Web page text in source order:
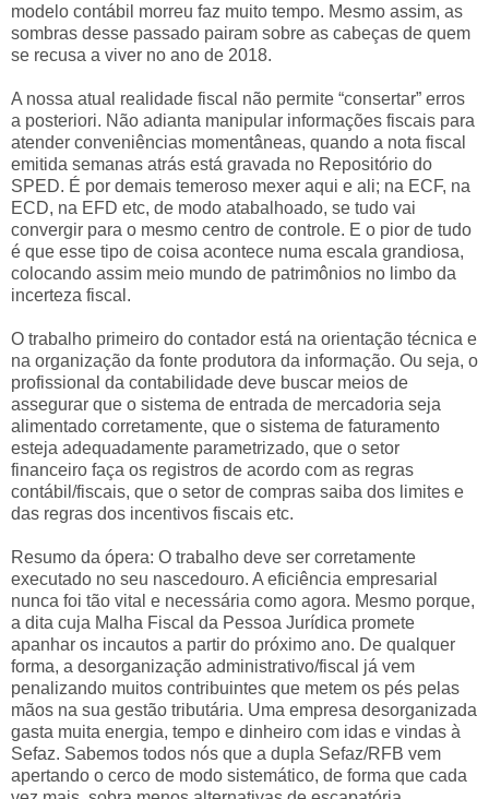
modelo contábil morreu faz muito tempo. Mesmo assim, as
sombras desse passado pairam sobre as cabeças de quem
se recusa a viver no ano de 2018.
A nossa atual realidade fiscal não permite “consertar” erros
a posteriori. Não adianta manipular informações fiscais para
atender conveniências momentâneas, quando a nota fiscal
emitida semanas atrás está gravada no Repositório do
SPED. É por demais temeroso mexer aqui e ali; na ECF, na
ECD, na EFD etc, de modo atabalhoado, se tudo vai
convergir para o mesmo centro de controle. E o pior de tudo
é que esse tipo de coisa acontece numa escala grandiosa,
colocando assim meio mundo de patrimônios no limbo da
incerteza fiscal.
O trabalho primeiro do contador está na orientação técnica e
na organização da fonte produtora da informação. Ou seja, o
profissional da contabilidade deve buscar meios de
assegurar que o sistema de entrada de mercadoria seja
alimentado corretamente, que o sistema de faturamento
esteja adequadamente parametrizado, que o setor
financeiro faça os registros de acordo com as regras
contábil/fiscais, que o setor de compras saiba dos limites e
das regras dos incentivos fiscais etc.
Resumo da ópera: O trabalho deve ser corretamente
executado no seu nascedouro. A eficiência empresarial
nunca foi tão vital e necessária como agora. Mesmo porque,
a dita cuja Malha Fiscal da Pessoa Jurídica promete
apanhar os incautos a partir do próximo ano. De qualquer
forma, a desorganização administrativo/fiscal já vem
penalizando muitos contribuintes que metem os pés pelas
mãos na sua gestão tributária. Uma empresa desorganizada
gasta muita energia, tempo e dinheiro com idas e vindas à
Sefaz. Sabemos todos nós que a dupla Sefaz/RFB vem
apertando o cerco de modo sistemático, de forma que cada